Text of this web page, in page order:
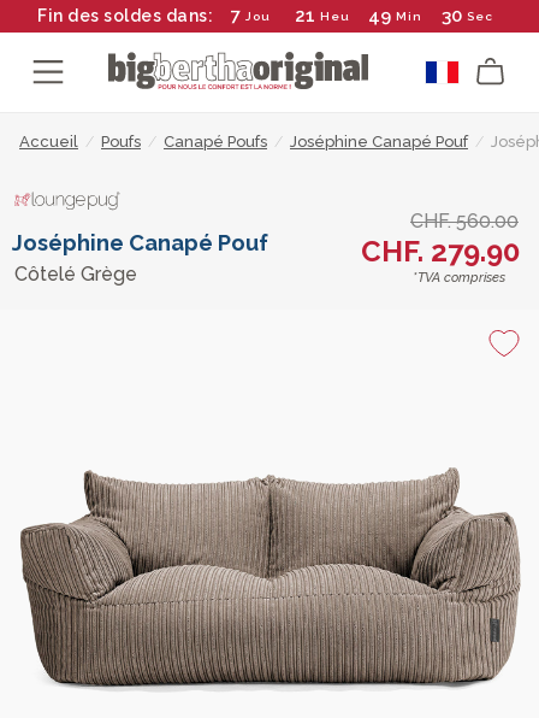
Fin des soldes dans: 7 Jou 21 Heu 49 Min 29 Sec
Accueil / Poufs / Canapé Poufs / Joséphine Canapé Pouf /
Joséphine Canapé Pouf
Côtelé Grège
CHF. 560.00
CHF. 279.90
*TVA comprises